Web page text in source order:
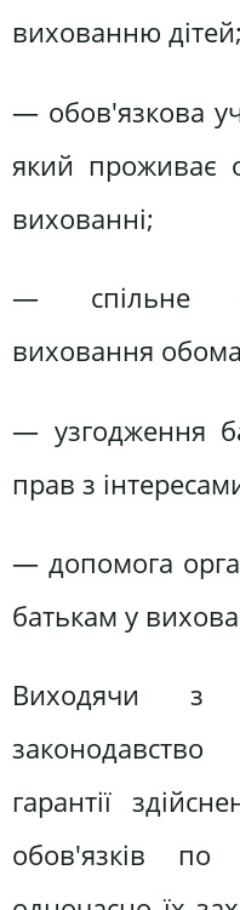
вихованню дітей;
— обов'язкова
який проживає
вихованні;
— спільне
виховання
— узгодження
прав з
— допомога
батькам у
Виходячи з
гарантії
обов'язків